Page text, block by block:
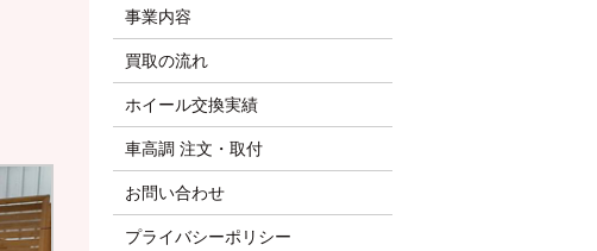
事業内容
買取の流れ
ホイール交換実績
車高調 注文・取付
お問い合わせ
プライバシーポリシー